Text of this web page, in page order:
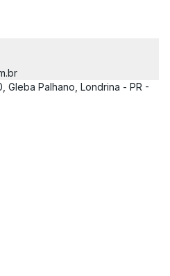
Gleba Palhano, Londrina - PR -